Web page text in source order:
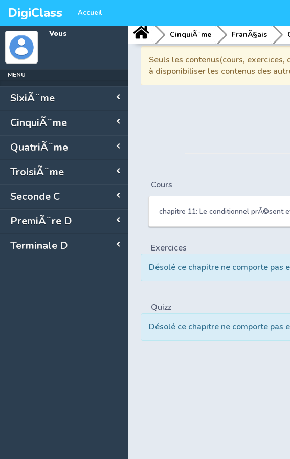
DigiClass Accueil
Vous
MENU
SixiÃ¨me
CinquiÃ¨me
QuatriÃ¨me
TroisiÃ¨me
Seconde C
PremiÃ¨re D
Terminale D
CinquiÃ¨me FranÃ§ais
Seuls les contenus(cours,
à disponibiliser les contenus des
Cours
chapitre 11: Le conditionnel prÃ©sent
Exercices
Désolé ce chapitre ne comporte pas
Quizz
Désolé ce chapitre ne comporte pas